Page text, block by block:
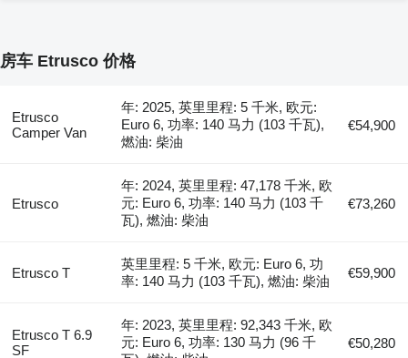
房车 Etrusco 价格
Etrusco
Camper Van
年: 2025, 英里里程: 5 千米, 欧元:
Euro 6, 功率: 140 马力 (103 千瓦),
燃油: 柴油
€54,900
Etrusco
年: 2024, 英里里程: 47,178 千米, 欧
元: Euro 6, 功率: 140 马力 (103 千
瓦), 燃油: 柴油
€73,260
Etrusco T
英里里程: 5 千米, 欧元: Euro 6, 功
率: 140 马力 (103 千瓦), 燃油: 柴油
€59,900
Etrusco T 6.9
SF
年: 2023, 英里里程: 92,343 千米, 欧
元: Euro 6, 功率: 130 马力 (96 千
€50,280